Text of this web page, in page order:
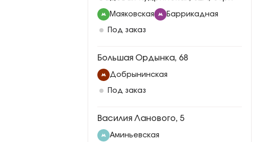
Маяковская Баррикадная
Под заказ
Большая Ордынка, 68
Добрынинская
Под заказ
Василия Ланового, 5
Аминьевская